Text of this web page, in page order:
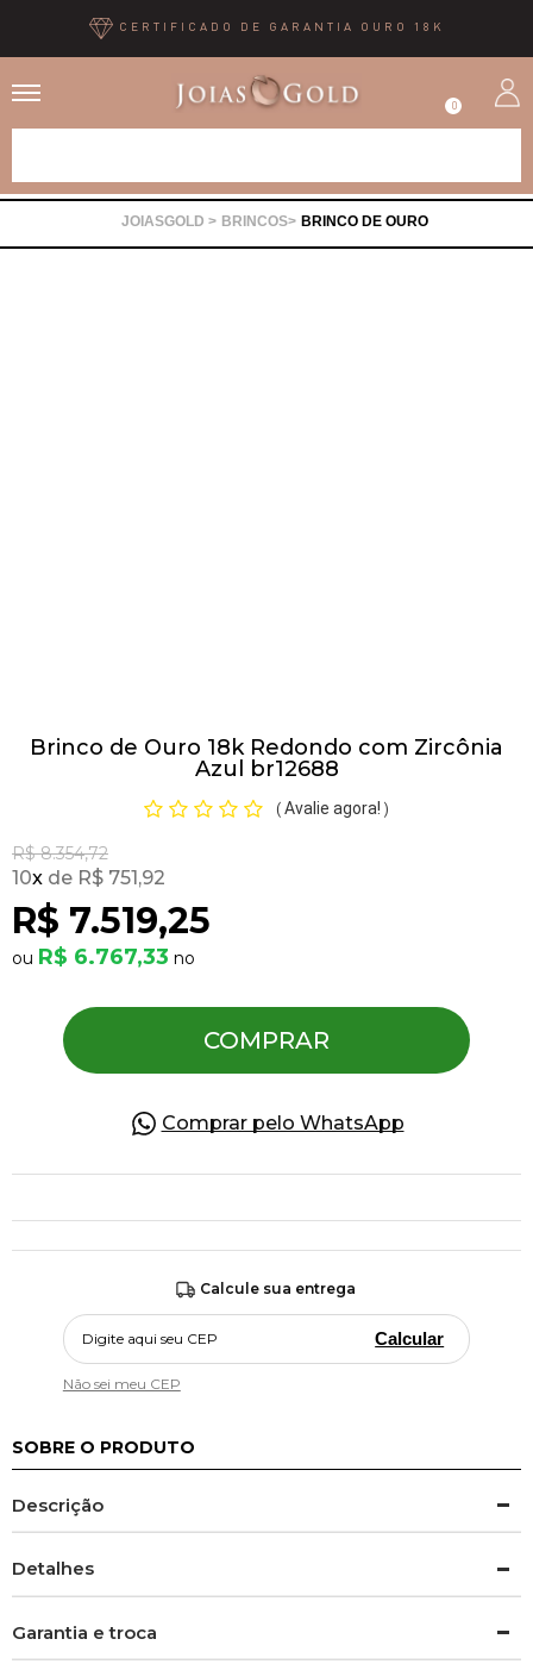
CERTIFICADO DE GARANTIA OURO 18K
0
BRINCOS BRINCO DE OURO
Brinco de Ouro 18k Redondo com Zircônia
Azul br12688
( Avalie agora! )
R$ 8.354,72
R$ 7.519,25
10x R$ 751,92
R$ 6.767,33
COMPRAR
Comprar pelo WhatsApp
Calcule sua entrega
Calcular
Não sei meu CEP
SOBRE O PRODUTO
Descrição
Detalhes
Garantia e troca
Pedras Preciosas
OFERTAS